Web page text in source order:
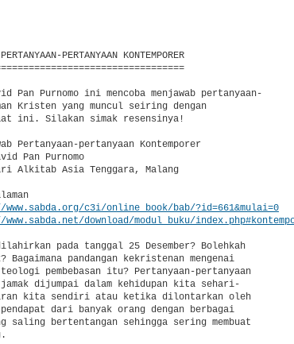
PERTANYAAN KONTEMPORER
Pan Purnomo ini mencoba menjawab pertanyaan-
Kristen yang muncul seiring dengan
ini. Silakan simak resensinya!
Pertanyaan-pertanyaan Kontemporer
Pan Purnomo
Alkitab Asia Tenggara, Malang
c3i/online_book/bab/?id=661&mulai=0
download/modul_buku/